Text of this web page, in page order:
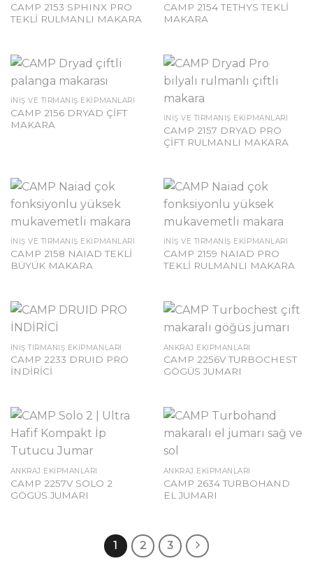
CAMP 2153 SPHINX PRO
TEKLİ RULMANLI MAKARA
CAMP 2154 TETHYS TEKLİ
MAKARA
İNIŞ VE TIRMANIŞ EKIPMANLARI
CAMP 2156 DRYAD ÇİFT
MAKARA
İNIŞ VE TIRMANIŞ EKIPMANLARI
CAMP 2157 DRYAD PRO
ÇİFT RULMANLI MAKARA
İNIŞ VE TIRMANIŞ EKIPMANLARI
CAMP 2158 NAIAD TEKLİ
BÜYÜK MAKARA
İNIŞ VE TIRMANIŞ EKIPMANLARI
CAMP 2159 NAIAD PRO
TEKLİ RULMANLI MAKARA
İNIŞ TIRMANIŞ EKIPMANLARI
CAMP 2233 DRUID PRO
İNDİRİCİ
ANKRAJ EKIPMANLARI
CAMP 2256V TURBOCHEST
GÖGÜS JUMARI
ANKRAJ EKIPMANLARI
CAMP 2257V SOLO 2
GÖGÜS JUMARI
ANKRAJ EKIPMANLARI
CAMP 2634 TURBOHAND
EL JUMARI
1 2 3